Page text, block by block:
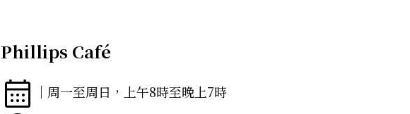
Phillips Café
｜周一至周日，上午8時至晚上7時